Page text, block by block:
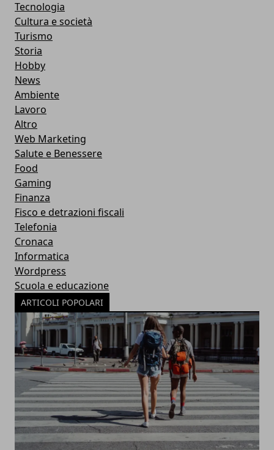
Tecnologia
Cultura e società
Turismo
Storia
Hobby
News
Ambiente
Lavoro
Altro
Web Marketing
Salute e Benessere
Food
Gaming
Finanza
Fisco e detrazioni fiscali
Telefonia
Cronaca
Informatica
Wordpress
Scuola e educazione
ARTICOLI POPOLARI